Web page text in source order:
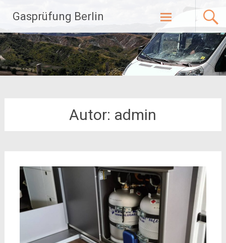
Inhalt
springen
Gasprüfung Berlin
Autor: admin